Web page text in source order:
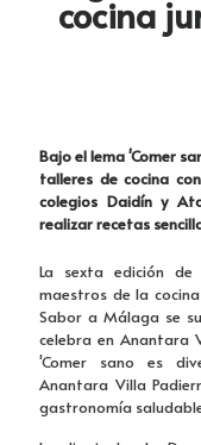
cocina
Bajo el lema 'Comer
talleres de cocina
colegios Daidín y
realizar recetas
La sexta edición de
maestros de la
Sabor a Málaga se
celebra en Anantara
'Comer sano es
Anantara Villa
gastronomía